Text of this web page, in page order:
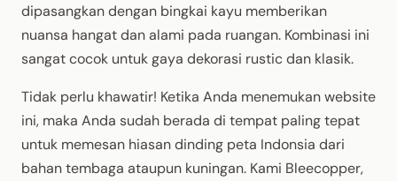
dipasangkan dengan bingkai kayu memberikan
nuansa hangat dan alami pada ruangan. Kombinasi ini
sangat cocok untuk gaya dekorasi rustic dan klasik.
Tidak perlu khawatir! Ketika Anda menemukan website
ini, maka Anda sudah berada di tempat paling tepat
untuk memesan hiasan dinding peta Indonsia dari
bahan tembaga ataupun kuningan. Kami Bleecopper,